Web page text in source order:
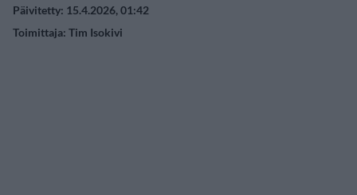
Päivitetty: 15.4.2026, 01:42
Toimittaja: Tim Isokivi